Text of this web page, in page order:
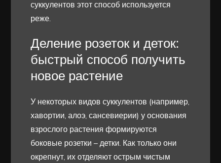
суккулентов этот способ используется
реже.
Деление розеток и деток:
быстрый способ получить
новое растение
У некоторых видов суккулентов (например,
хавортии, алоэ, сансевиерии) у основания
взрослого растения формируются
боковые розетки – детки. Как только они
окрепнут, их отделяют острым чистым